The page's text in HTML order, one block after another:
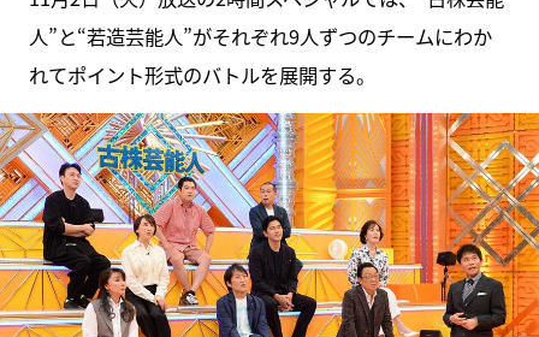
人”と“若造芸能人”がそれぞれ9人ずつのチームにわか
れてポイント形式のバトルを展開する。